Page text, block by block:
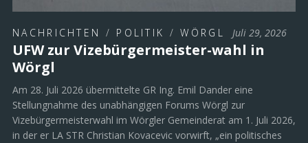
NACHRICHTEN / POLITIK /WÖRGL Juli 29, 2026
UFW zur Vizebürgermeister-wahl in
Wörgl
Am 28. Juli 2026 übermittelte GR Ing. Emil Dander eine
Stellungnahme des unabhängigen Forums Wörgl zur
Vizebürgermeisterwahl im Wörgler Gemeinderat am 1. Juli 2026,
in der er LA STR Christian Kovacevic vorwirft, „ein politisches